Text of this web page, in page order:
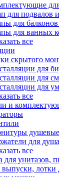
для подвалов
для балконов
для ванных
все
скрытого
для
для
для
все
и
душевые
для душа
все
для унитазов,
лотки